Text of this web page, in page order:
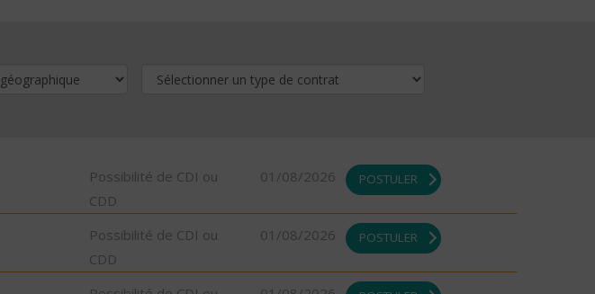
Possibilité de CDI ou
CDD
01/08/2026 POSTULER
Possibilité de CDI ou
CDD
01/08/2026 POSTULER